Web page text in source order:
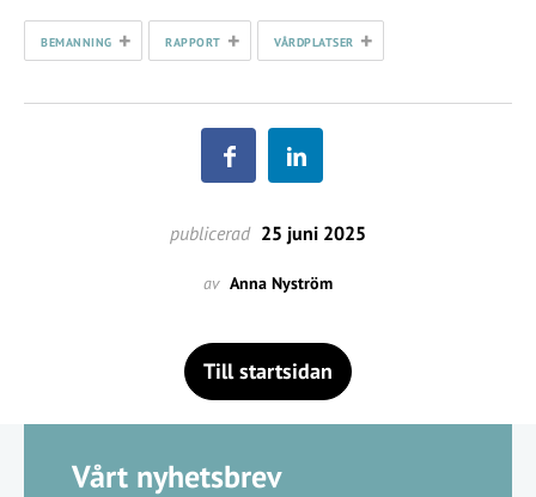
BEMANNING + RAPPORT + VÅRDPLATSER +
publicerad 25 juni 2025
av Anna Nyström
Till startsidan
Vårt nyhetsbrev